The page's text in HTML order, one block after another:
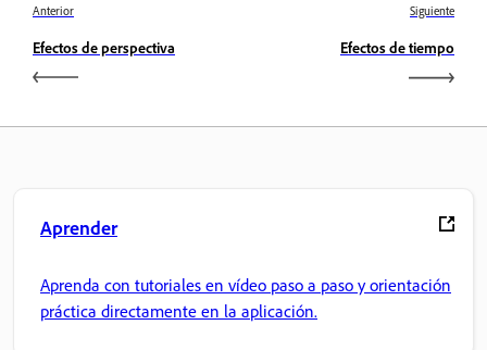
Anterior
Efectos de perspectiva
Siguiente
Efectos de tiempo
Aprender
Aprenda con tutoriales en vídeo paso a paso y orientación
práctica directamente en la aplicación.